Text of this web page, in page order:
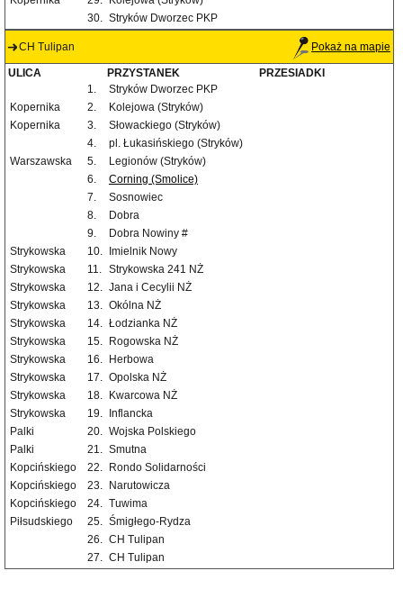
30. Stryków Dworzec PKP
CH Tulipan Pokaż na mapie
ULICA PRZYSTANEK
PRZESIADKI
1.
Stryków Dworzec PKP
Kopernika
2.
Kolejowa (Stryków)
Kopernika
3.
Słowackiego (Stryków)
4.
pl. Łukasińskiego (Stryków)
Warszawska
5.
Legionów (Stryków)
6.
Corning (Smolice)
7.
Sosnowiec
8.
Dobra
9.
Dobra Nowiny #
Strykowska
10.
Imielnik Nowy
Strykowska
11. Strykowska 241 NŻ
Strykowska
12. Jana i Cecylii NŻ
Strykowska
13. Okólna NŻ
Strykowska
14. Łodzianka NŻ
Strykowska
15.
Rogowska NŻ
Strykowska
16.
Herbowa
Strykowska
17. Opolska NŻ
Strykowska
18.
Kwarcowa NŻ
Strykowska
19.
Inflancka
Palki
20. Wojska Polskiego
Palki
21. Smutna
Kopcińskiego
22.
Rondo Solidarności
Kopcińskiego
23.
Narutowicza
Kopcińskiego
24. Tuwima
Piłsudskiego
25. Śmigłego-Rydza
26. CH Tulipan
27. CH Tulipan